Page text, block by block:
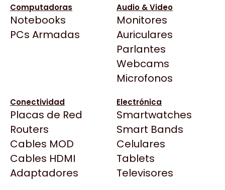
Computadoras
Notebooks
PCs Armadas
Audio & Video
Monitores
Auriculares
Parlantes
Webcams
Microfonos
Conectividad
Placas de Red
Routers
Cables MOD
Cables HDMI
Adaptadores
Electrónica
Smartwatches
Smart Bands
Celulares
Tablets
Televisores
BenQ
CX
Cooler Master
Deepcool
Dell
EVGA
Gamemax
Genesis
Genius
Todas las Tiendas
Click Gaming
Compufan Store
Dinobyte
Full H4rd
Gaming City
Gezatek
$2.227.722
Ver producto en la página de Max Tecno